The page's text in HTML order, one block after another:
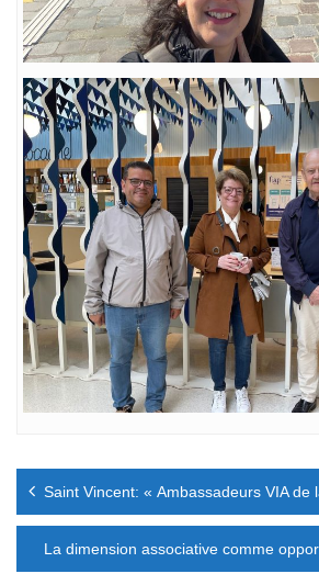
Navigation
l’article
Saint Vincent: « Ambassadeurs VIA de
La dimension associative comme